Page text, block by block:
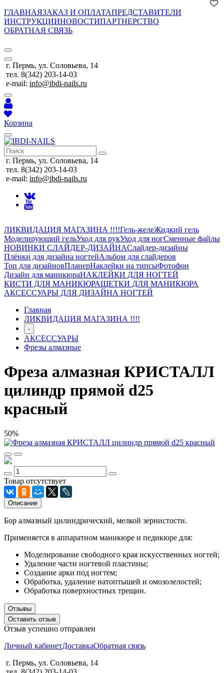
ГЛАВНАЯЗАКАЗ И ОПЛАТАПРЕДСТАВИТЕЛИ
ИНСТРУКЦИИНОВОСТИПАРТНЕРСТВО
ОБРАТНАЯ СВЯЗЬ
г. Пермь, ул. Соловьева, 14
тел. 8(342) 203-14-03
e-mail: info@ibdi-nails.ru
Корзина
г. Пермь, ул. Соловьева, 14
тел. 8(342) 203-14-03
e-mail: info@ibdi-nails.ru
ЛИКВИДАЦИЯ МАГАЗИНА !!!!Гель-желеЖидкий гель
Моделирующий гельУход для рукУход для ногСменные файлы
НОВИНКИ СЛАЙДЕР-ДИЗАЙНАСлайдер-дизайны
Плёнки для дизайна ногтейАльбом для слайдеров
Топ для дизайновПланерНаклейки на типсыФотофон
Дизайн для маникюраНАКЛЕЙКИ ДЛЯ НОГТЕЙ
КИСТИ ДЛЯ МАНИКЮРАЩЕТКИ ДЛЯ МАНИКЮРА
АКСЕССУАРЫ ДЛЯ ДИЗАЙНА НОГТЕЙ
Главная
ЛИКВИДАЦИЯ МАГАЗИНА !!!!
-
АКСЕССУАРЫ
Фрезы алмазные
Фреза алмазная КРИСТАЛЛ
цилиндр прямой d25
красный
50%
Товар отсутствует
Описание
Бор алмазный цилиндрический, мелкой зернистости.
Применяется в аппаратном маникюре и педикюре для:
Моделирование свободного края искусственных ногтей;
Удаление части ногтевой пластины;
Создание арки под ногтем;
Обработка, удаление натоптышей и омозолелостей;
Обработка поверхностных трещин.
Отзывы
Оставить отзыв
Отзыв успешно отправлен
Личный кабинетДоставкаОбратная связь
г. Пермь, ул. Соловьева, 14